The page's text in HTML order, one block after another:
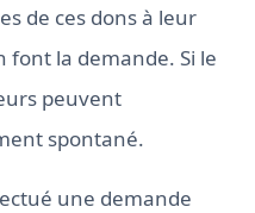
de ces dons à leur
font la demande. Si le
peuvent
spontané.
une demande